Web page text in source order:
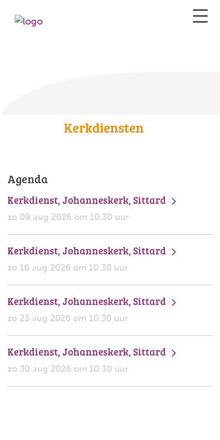
Kerkdiensten
Agenda
Kerkdienst, Johanneskerk, Sittard
zo 09 aug 2026 om 10.30 uur
Kerkdienst, Johanneskerk, Sittard
zo 16 aug 2026 om 10.30 uur
Kerkdienst, Johanneskerk, Sittard
zo 23 aug 2026 om 10.30 uur
Kerkdienst, Johanneskerk, Sittard
zo 30 aug 2026 om 10.30 uur